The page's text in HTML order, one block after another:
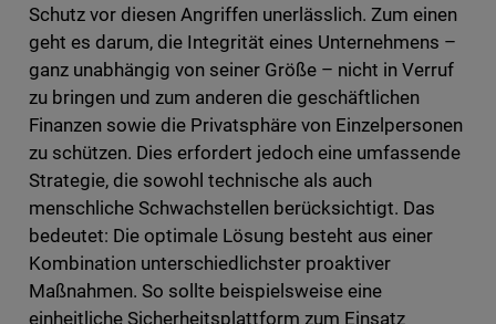
Schutz vor diesen Angriffen unerlässlich. Zum einen
geht es darum, die Integrität eines Unternehmens –
ganz unabhängig von seiner Größe – nicht in Verruf
zu bringen und zum anderen die geschäftlichen
Finanzen sowie die Privatsphäre von Einzelpersonen
zu schützen. Dies erfordert jedoch eine umfassende
Strategie, die sowohl technische als auch
menschliche Schwachstellen berücksichtigt. Das
bedeutet: Die optimale Lösung besteht aus einer
Kombination unterschiedlichster proaktiver
Maßnahmen. So sollte beispielsweise eine
einheitliche Sicherheitsplattform zum Einsatz